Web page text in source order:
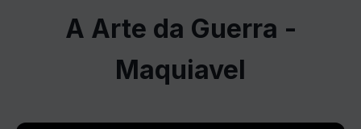
A Arte da Guerra -
Maquiavel